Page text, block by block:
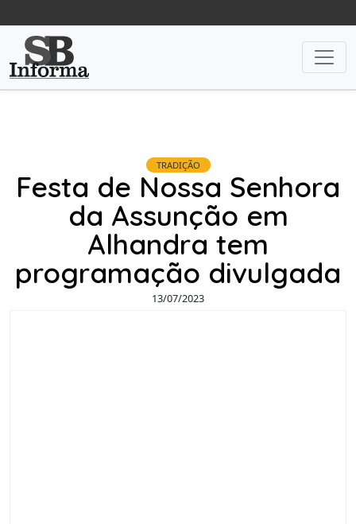
TRADIÇÃO
Festa de Nossa Senhora
da Assunção em
Alhandra tem
programação divulgada
13/07/2023